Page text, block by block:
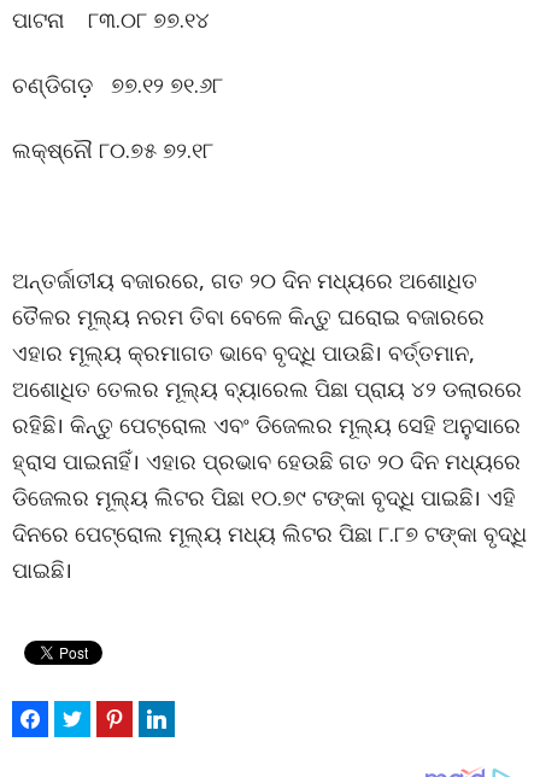
ପାଟନା ୮୩.୦୮ ୭୭.୧୪
ଚଣ୍ଡିଗଡ଼ ୭୭.୧୨ ୭୧.୬୮
ଲକ୍ଷ୍ନୌ ୮୦.୭୫ ୭୨.୧୮
ଅନ୍ତର୍ଜାତୀୟ ବଜାରରେ, ଗତ ୨୦ ଦିନ ମଧ୍ୟରେ ଅଶୋଧିତ
ତୈଳର ମୂଲ୍ୟ ନରମ ତିବା ବେଳେ କିନ୍ତୁ ଘରୋଇ ବଜାରରେ
ଏହାର ମୂଲ୍ୟ କ୍ରମାଗତ ଭାବେ ବୃଦ୍ଧି ପାଉଛି। ବର୍ତ୍ତମାନ,
ଅଶୋଧିତ ତେଲର ମୂଲ୍ୟ ବ୍ୟାରେଲ ପିଛା ପ୍ରାୟ ୪୨ ଡଲାରରେ
ରହିଛି। କିନ୍ତୁ ପେଟ୍ରୋଲ ଏବଂ ଡିଜେଲର ମୂଲ୍ୟ ସେହି ଅନୁସାରେ
ହ୍ରାସ ପାଇନାହିଁ। ଏହାର ପ୍ରଭାବ ହେଉଛି ଗତ ୨୦ ଦିନ ମଧ୍ୟରେ
ଡିଜେଲର ମୂଲ୍ୟ ଲିଟର ପିଛା ୧୦.୭୯ ଟଙ୍କା ବୃଦ୍ଧି ପାଇଛି। ଏହି
ଦିନରେ ପେଟ୍ରୋଲ ମୂଲ୍ୟ ମଧ୍ୟ ଲିଟର ପିଛା ୮.୮୭ ଟଙ୍କା ବୃଦ୍ଧି
ପାଇଛି।